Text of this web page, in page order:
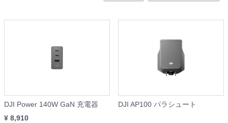
DJI Power 140W GaN 充電器
¥ 8,910
DJI AP100 パラシュート